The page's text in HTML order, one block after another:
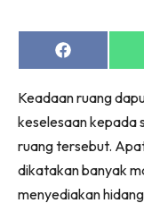
Share
on
Keadaan ruang
keselesaan kepada
ruang tersebut.
dikatakan banyak
menyediakan